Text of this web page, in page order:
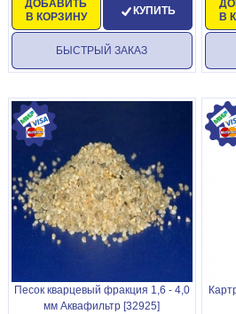
ДОБАВИТЬ
В КОРЗИНУ
КУПИТЬ
БЫСТРЫЙ ЗАКАЗ
В
Песок кварцевый фракция 1,6 - 4,0
мм Аквафильтр [32925]